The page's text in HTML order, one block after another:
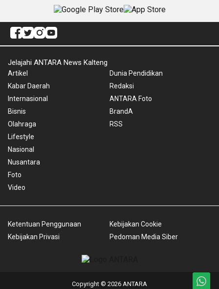
Jelajahi ANTARA News Kalteng
Artikel
Kabar Daerah
Internasional
Bisnis
Olahraga
Lifestyle
Nasional
Nusantara
Foto
Video
Dunia Pendidikan
Redaksi
ANTARA Foto
BrandA
RSS
Ketentuan Penggunaan
Kebijakan Privasi
Kebijakan Cookie
Pedoman Media Siber
Copyright © 2026 ANTARA